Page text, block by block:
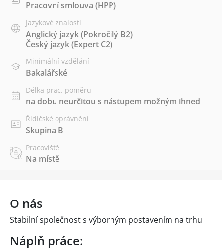
Pracovní smlouva (HPP)
Jazykové znalosti
Anglický jazyk(Pokročilý B2)
Český jazyk(Expert C2)
Minimální vzdělání
Bakalářské
Délka prac. poměru
na dobu neurčitou s nástupem možným ihned
Řidičské oprávnění
Skupina B
Pracoviště
Na místě
O nás
Stabilní společnost s výborným postavením na trhu
Náplň práce: